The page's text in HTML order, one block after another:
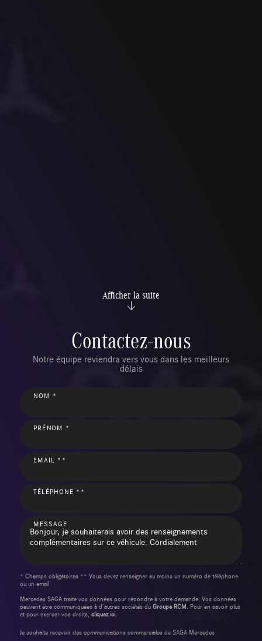
Afficher la suite
Contactez-nous
Notre équipe reviendra vers vous dans les meilleurs
délais
NOM *
PRÉNOM *
EMAIL **
TÉLÉPHONE **
MESSAGE
* Champs obligatoires ** Vous devez renseigner au moins un numéro de téléphone
ou un email
Mercedes SAGA traite vos données pour répondre à votre demande. Vos données
peuvent être communiquées à d’autres sociétés du Groupe RCM . Pour en savoir plus
et pour exercer vos droits, cliquez ici.
Je souhaite recevoir des communications commerciales de SAGA Mercedes